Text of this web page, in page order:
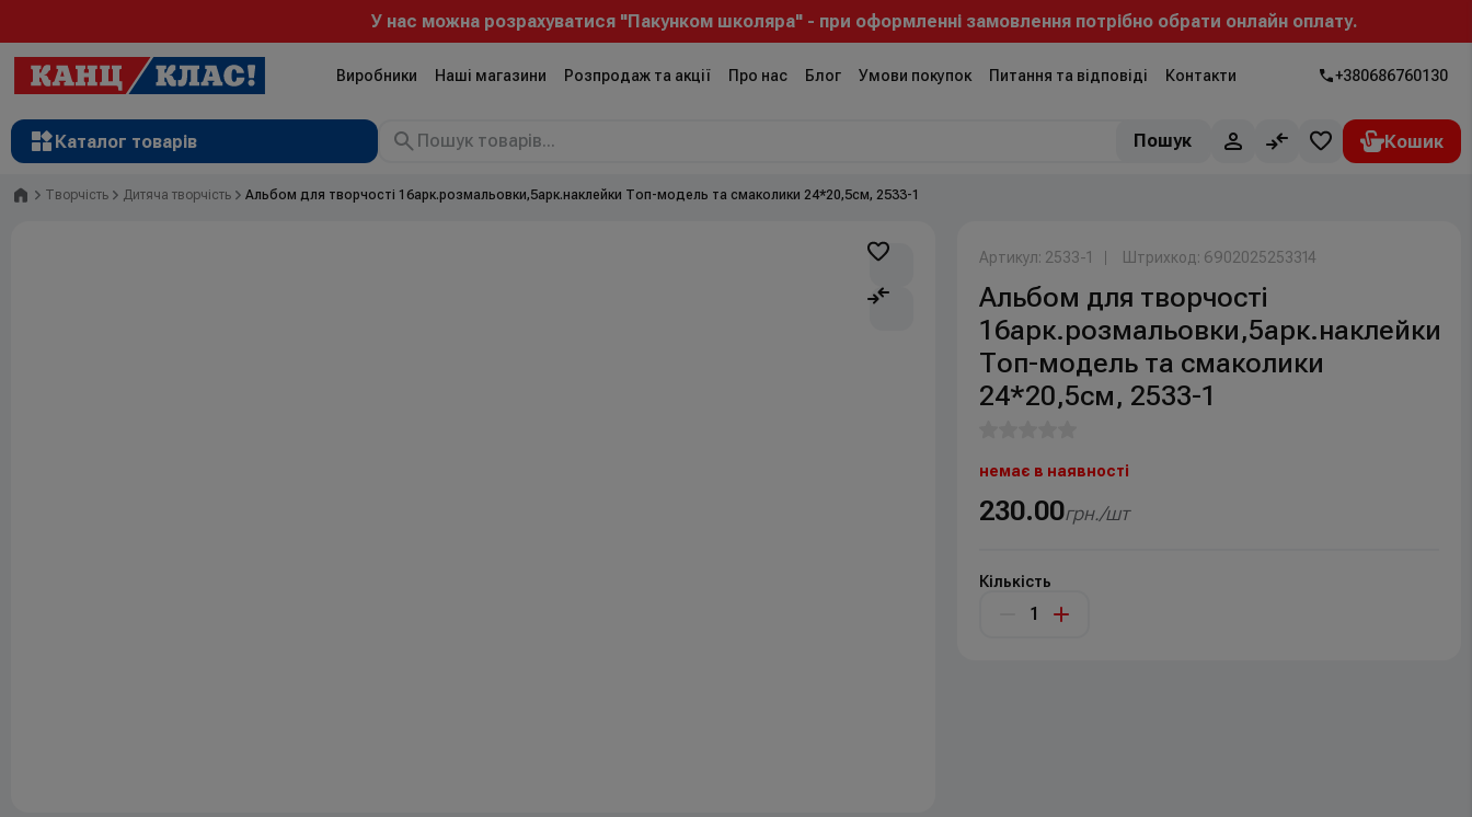
У нас можна розрахуватися "Пакунком школяра" - при оформленні замовлення потрібно обрати онлайн оплату.
Виробники Наші магазини Розпродаж та акції Про нас Блог Умови покупок Питання та відповіді Контакти +380686760130
Каталог товарів
Рюкзаки
Пошук
Головна
Творчість Дитяча творчість Альбом для творчості 16арк.розмальовки,5арк.наклейки Топ-модель та смаколики 24*20,5см, 2533-1
Артикул: 2533-1 Штрихкод: 6902025253314
Альбом для творчості
16арк.розмальовки,5арк.наклейки
Топ-модель та смаколики
24*20,5см, 2533-1
немає в наявності
230.00грн./шт
Кількість